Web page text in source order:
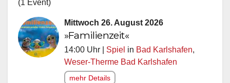
(1 Event)
Mittwoch 26. August 2026
»Familienzeit«
14:00 Uhr | Spiel in Bad Karlshafen,
Weser-Therme Bad Karlshafen
mehr Details